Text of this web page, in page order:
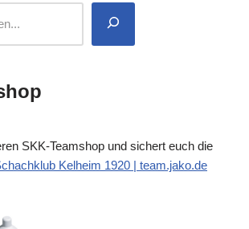
SKK-Teamshop und sichert euch die
Kelheim 1920 | team.jako.de